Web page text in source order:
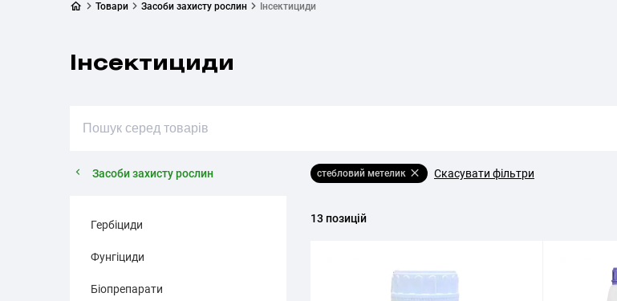
Товари Засоби захисту рослин Інсектициди
Інсектициди
Засоби захисту рослин
Гербіциди
Фунгіциди
Біопрепарати
стебловий метелик Скасувати фільтри
13 позицій